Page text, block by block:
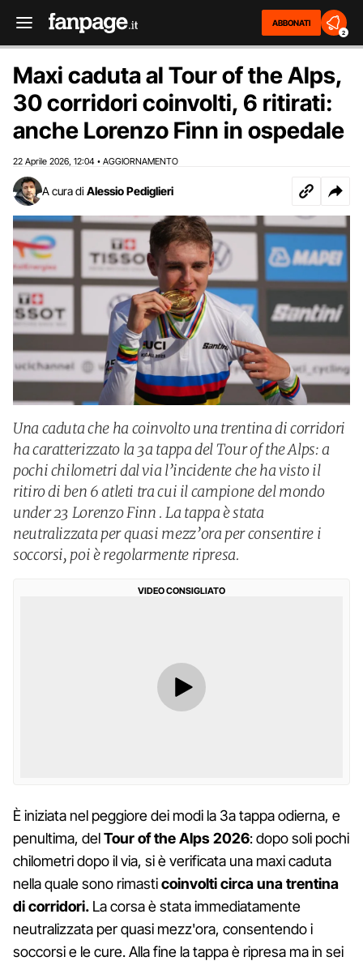
ABBONATI
2
Maxi caduta al Tour of the Alps,
30 corridori coinvolti, 6 ritirati:
anche Lorenzo Finn in ospedale
22 Aprile 2026 12:04 • AGGIORNAMENTO
A cura di Alessio Pediglieri
Una caduta che ha coinvolto una trentina di corridori
ha caratterizzato la 3a tappa del Tour of the Alps: a
pochi chilometri dal via l’incidente che ha visto il
ritiro di ben 6 atleti tra cui il campione del mondo
under 23 Lorenzo Finn . La tappa è stata
neutralizzata per quasi mezz’ora per consentire i
soccorsi, poi è regolarmente ripresa.
VIDEO CONSIGLIATO
È iniziata nel peggiore dei modi la 3a tappa odierna, e
penultima, delTour of the Alps 2026: dopo soli pochi
chilometri dopo il via, si è verificata una maxi caduta
nella quale sono rimasticoinvolti circa una trentina
di corridori. La corsa è stata immediatamente
neutralizzata per quasi mezz'ora, consentendo i
soccorsi e le cure. Alla fine la tappa è ripresa ma in sei